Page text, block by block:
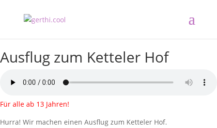
Ausflug zum Ketteler Hof
Für alle ab 13 Jahren!
Hurra! Wir machen einen Ausflug zum Ketteler Hof.